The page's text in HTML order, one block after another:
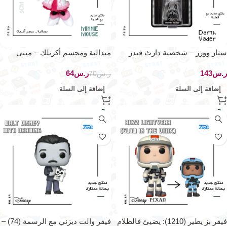
ستار وورز – شخصية دارث فيدر
ر.س
إضافة إلى السلة
ميدالية ومجسم أكريلك – ميني
ر.س70ر.س64
إضافة إلى السلة
فيقر بز يطير (1210): يضيئ فالظلام
فيقر والت ديزني مع الرسمة (74) –